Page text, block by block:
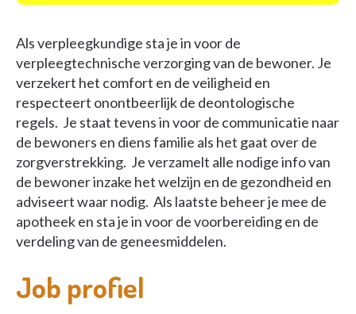
Als verpleegkundige sta je in voor de
verpleegtechnische verzorging van de bewoner. Je
verzekert het comfort en de veiligheid en
respecteert onontbeerlijk de deontologische
regels. Je staat tevens in voor de communicatie naar
de bewoners en diens familie als het gaat over de
zorgverstrekking. Je verzamelt alle nodige info van
de bewoner inzake het welzijn en de gezondheid en
adviseert waar nodig. Als laatste beheer je mee de
apotheek en sta je in voor de voorbereiding en de
verdeling van de geneesmiddelen.
Job profiel